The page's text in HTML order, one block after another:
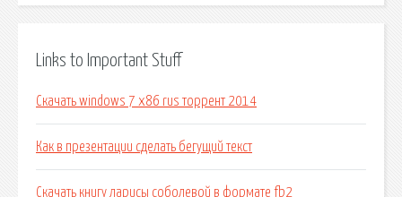
Links to Important Stuff
Скачать windows 7 x86 rus торрент 2014
Как в презентации сделать бегущий текст
Скачать книгу ларисы соболевой в формате fb2